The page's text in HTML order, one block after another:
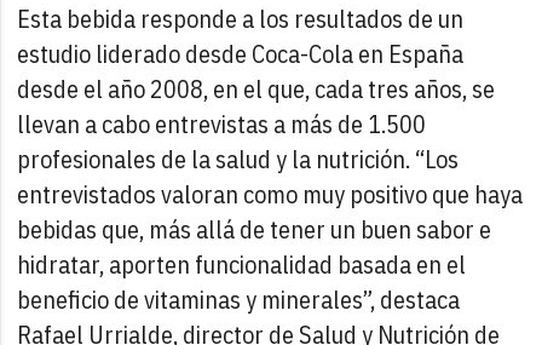
Esta bebida responde a los resultados de un
estudio liderado desde Coca-Cola en España
desde el año 2008, en el que, cada tres años, se
llevan a cabo entrevistas a más de 1.500
profesionales de la salud y la nutrición. “Los
entrevistados valoran como muy positivo que haya
bebidas que, más allá de tener un buen sabor e
hidratar, aporten funcionalidad basada en el
beneficio de vitaminas y minerales”, destaca
Rafael Urrialde, director de Salud y Nutrición de